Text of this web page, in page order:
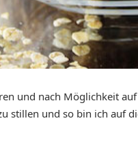
und nach Möglichkeit
stillen und so bin ich auf